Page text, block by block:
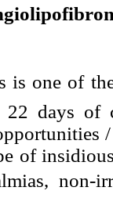
is one of
days of
of
non-